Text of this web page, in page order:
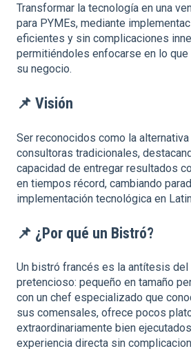
Transformar la tecnología en una
para PYMEs, mediante
eficientes y sin complicaciones
permitiéndoles enfocarse en lo que
su negocio.
📌 Visión
Ser reconocidos como la
consultoras tradicionales,
capacidad de entregar resultados
en tiempos récord, cambiando
implementación tecnológica en
📌 ¿Por qué un Bistró?
Un bistró francés es la antítesis del
pretencioso: pequeño en tamaño
con un chef especializado que
sus comensales, ofrece pocos
extraordinariamente bien
experiencia directa sin